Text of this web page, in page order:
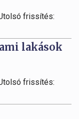
frissítés:
lakások
frissítés: